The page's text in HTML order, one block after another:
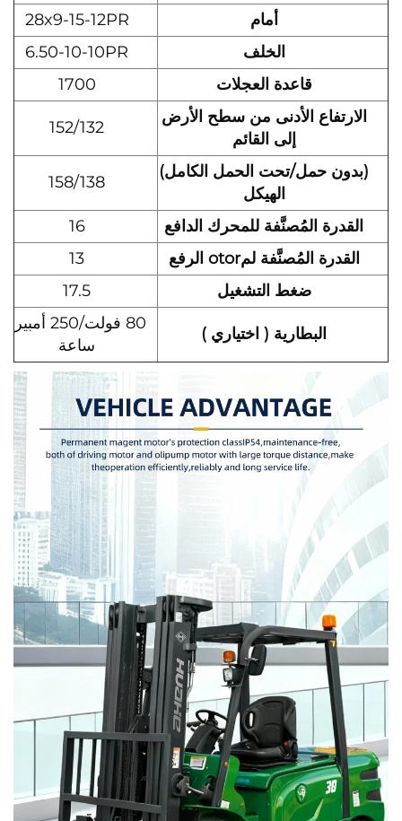
أمام
28x9-15-12PR
الخلف
6.50-10-10PR
قاعدة العجلات
1700
الارتفاع الأدنى من سطح الأرض
إلى القائم
152/132
(بدون حمل/تحت الحمل الكامل)
الهيكل
158/138
القدرة المُصنَّفة للمحرك الدافع
16
القدرة المُصنَّفة لمotor الرفع
13
ضغط التشغيل
17.5
البطارية ( اختياري )
80 فولت/250 أمبير-
ساعة